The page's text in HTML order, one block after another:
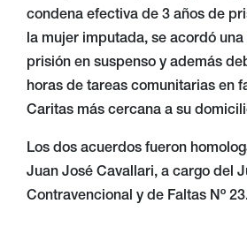
condena efectiva de 3 años de
la mujer imputada, se acordó
prisión en suspenso y además
horas de tareas comunitarias en
Caritas más cercana a su
Los dos acuerdos fueron
Juan José Cavallari, a cargo del
Contravencional y de Faltas Nº